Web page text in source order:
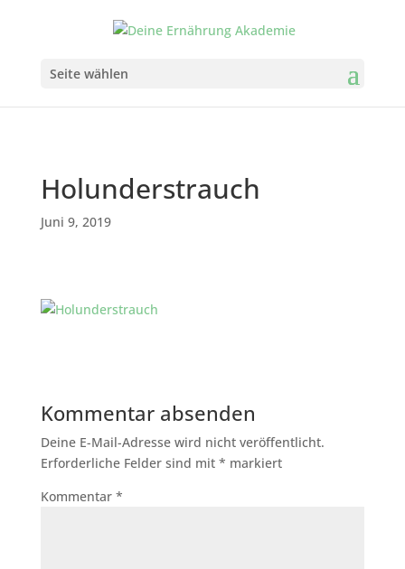
Seite wählen
Holunderstrauch
Juni 9, 2019
Kommentar absenden
Deine E-Mail-Adresse wird nicht veröffentlicht.
Erforderliche Felder sind mit * markiert
Kommentar *